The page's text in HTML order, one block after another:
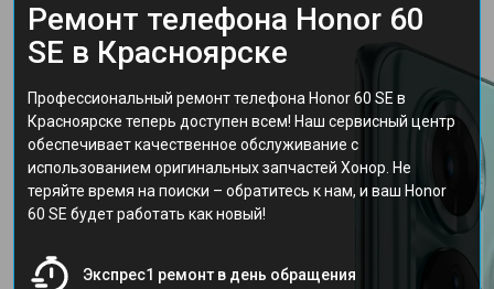
Ремонт телефона Honor 60
SE в Красноярске
Профессиональный ремонт телефона Honor 60 SE в
Красноярске теперь доступен всем! Наш сервисный центр
обеспечивает качественное обслуживание с
использованием оригинальных запчастей Хонор. Не
теряйте время на поиски – обратитесь к нам, и ваш Honor
60 SE будет работать как новый!
Экспрес1 ремонт в день обращения